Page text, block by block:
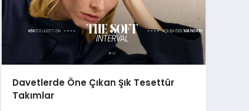
Davetlerde Öne Çıkan Şık Tesettür
Takımlar